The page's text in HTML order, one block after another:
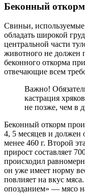
Беконный откорм
Свиньи,
обладать широкой
центральной части
животного не должен
беконного откорма
отвечающие всем
Важно!
кастрация
не позже, чем в
Беконный откорм
4, 5 месяцев и должен
менее 460 г. Второй
прирост составляет
происходил
он уже имеет норму
повлияет на вкус
опозданием» — мясо